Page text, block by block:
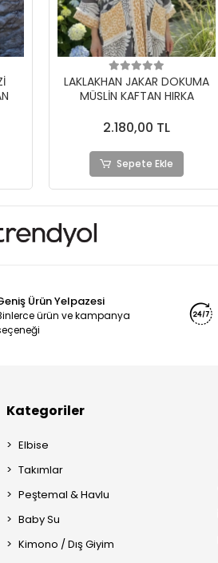
ASENA PAMUK ŞİLE BEZİ
FIRFIRLI BOHO KAFTAN
2.780,00 TL
Sepete Ekle
Ürün Yelpazesi
ürün ve kampanya
Kategoriler
Elbise
Takımlar
Peştemal & Havlu
Baby Su
Kimono / Dış Giyim